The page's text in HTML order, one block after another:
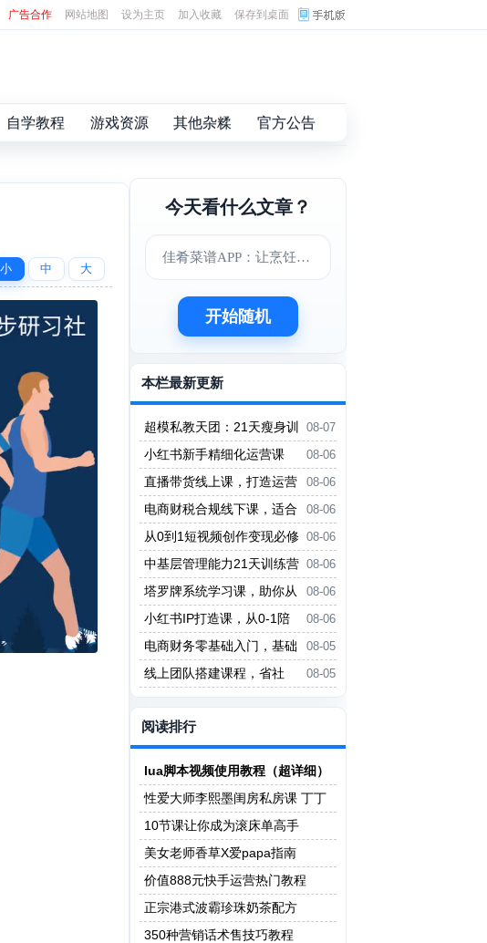
广告合作 网站地图 设为主页 加入收藏 保存到桌面
自学教程 游戏资源 其他杂糅 官方公告
小 中 大
今天看什么文章？
佳肴菜谱APP：让烹饪变得更简单美味
开始随机
本栏最新更新
08-07
超模私教天团：21天瘦身训
练营（完结）
08-06
小红书新手精细化运营课
程，每天抽空操作三小时，零基础
小白轻松上手
08-06
直播带货线上课，打造运营
型主播，起号、话术、运营，直播
带货全方案系统化学习
08-06
电商财税合规线下课，适合
老板+财务，教你规避涉税风险，
实现低成本合规经营
08-06
从0到1短视频创作变现必修
课，跟随时代趋势，人人需要的技
能
08-06
中基层管理能力21天训练营
08-06
塔罗牌系统学习课，助你从
入门到精通，塑造个人占卜风格，
掌握专业咨询能力
08-06
小红书IP打造课，从0-1陪
你做能賺钱小红书博主
08-05
电商财务零基础入门，基础
认知+基础实操+进阶突破，轻松
掌握
08-05
线上团队搭建课程，省社
保，聚人才，降成本，增利润，团
队管理必看
阅读排行
lua脚本视频使用教程（超详细）
性爱大师李熙墨闺房私房课 丁丁
保健操
10节课让你成为滚床单高手
美女老师香草X爱papa指南
价值888元快手运营热门教程
正宗港式波霸珍珠奶茶配方
350种营销话术售技巧教程